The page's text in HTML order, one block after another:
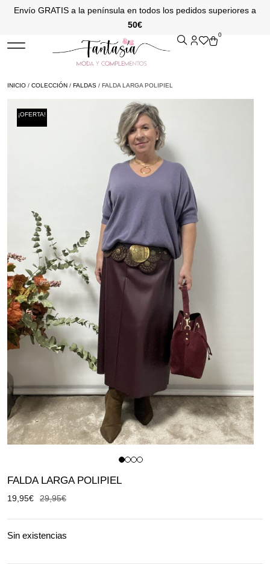
Envío GRATIS a la península en todos los pedidos superiores a
50€
0
INICIO / COLECCIÓN / FALDAS / FALDA LARGA POLIPIEL
¡OFERTA!
FALDA LARGA POLIPIEL
29,95€
19,95€
Sin existencias